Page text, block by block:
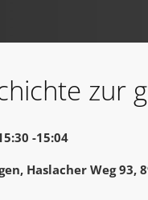
zur
-15:04
Haslacher Weg 93,